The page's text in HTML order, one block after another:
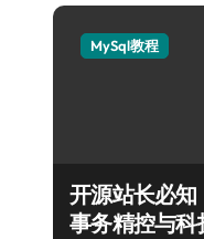
MySql教程
开源站长必知
事务精控与科